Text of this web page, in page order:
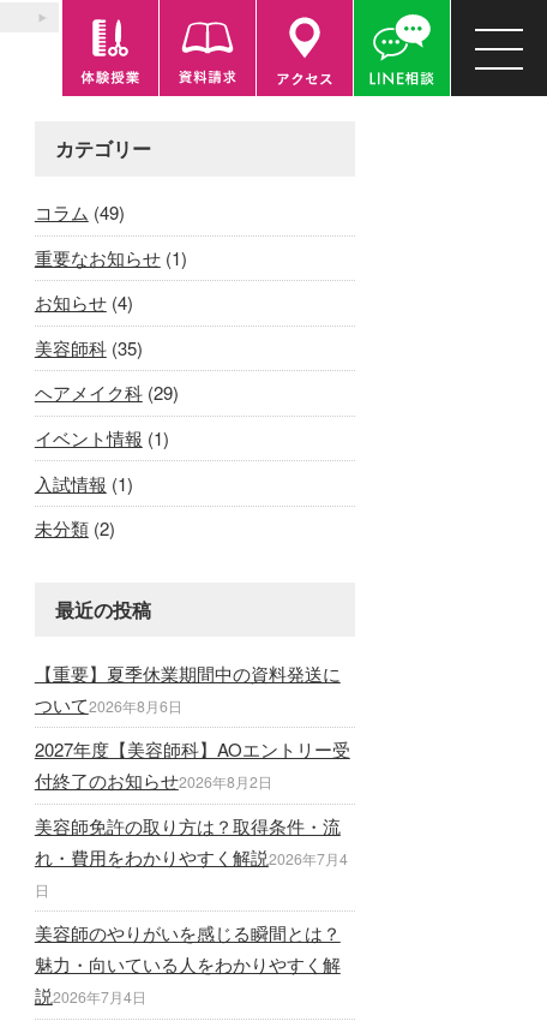
カテゴリー
コラム (49)
重要なお知らせ(1)
お知らせ(4)
美容師科(35)
ヘアメイク科(29)
イベント情報 (1)
入試情報 (1)
未分類(2)
最近の投稿
【重要】夏季休業期間中の資料発送に
ついて2026年8月6日
2027年度【美容師科】AOエントリー受
付終了のお知らせ2026年8月2日
美容師免許の取り方は？取得条件・流
れ・費用をわかりやすく解説2026年7月4
日
美容師のやりがいを感じる瞬間とは？
魅力・向いている人をわかりやすく解
説2026年7月4日